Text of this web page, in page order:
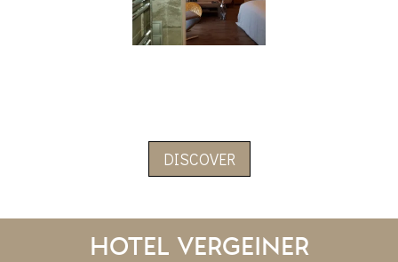
DISCOVER
Hotel Vergeiner